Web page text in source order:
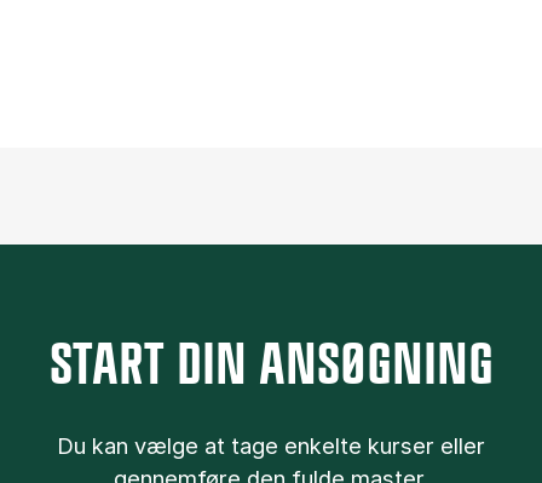
START DIN ANSØGNING
Du kan væl­ge at tage en­kel­te kurser el­ler